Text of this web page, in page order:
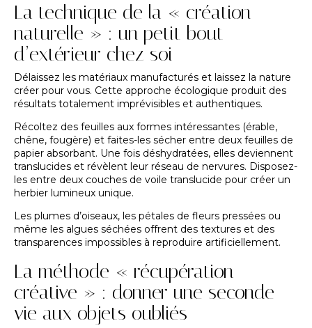
La technique de la « création
naturelle » : un petit bout
d’extérieur chez soi
Délaissez les matériaux manufacturés et laissez la nature
créer pour vous. Cette approche écologique produit des
résultats totalement imprévisibles et authentiques.
Récoltez des feuilles aux formes intéressantes (érable,
chêne, fougère) et faites-les sécher entre deux feuilles de
papier absorbant. Une fois déshydratées, elles deviennent
translucides et révèlent leur réseau de nervures. Disposez-
les entre deux couches de voile translucide pour créer un
herbier lumineux unique.
Les plumes d’oiseaux, les pétales de fleurs pressées ou
même les algues séchées offrent des textures et des
transparences impossibles à reproduire artificiellement.
La méthode « récupération
créative » : donner une seconde
vie aux objets oubliés